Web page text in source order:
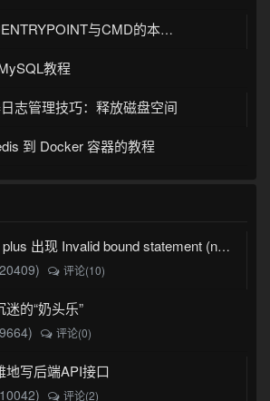
与CMD的本质区别
教程
志管理技巧：释放磁盘空间
到 Docker 容器的教程
mybatis plus 出现 Invalid bound statement (not found)
评论(10)
的“奶头乐”
评论(0)
地写后端API接口
评论(2)